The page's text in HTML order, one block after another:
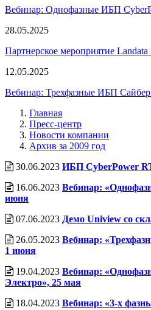
Вебинар: Однофазные ИБП
28.05.2025
Партнерское мероприятие
12.05.2025
Вебинар: Трехфазные ИБП
Главная
Пресс-центр
Новости компании
Архив за 2009 год
30.06.2023 ИБП CyberPower
16.06.2023 Вебинар:
июня
07.06.2023 Демо Uniview со
26.05.2023 Вебинар:
1 июня
19.04.2023 Вебинар:
Электро», 25 мая
18.04.2023 Вебинар: «3-х